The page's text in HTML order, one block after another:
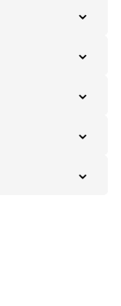
25
28
3
28